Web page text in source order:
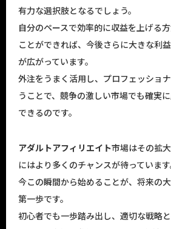
有力な選択肢となるでしょう。
自分のペースで効率的に収益を上げる
ことができれば、今後さらに大きな利
が広がっています。
外注をうまく活用し、プロフェッショ
うことで、競争の激しい市場でも確実
できるのです。
アダルトアフィリエイト市場はその拡
にはより多くのチャンスが待っています
今この瞬間から始めることが、将来の
第一歩です。
初心者でも一歩踏み出し、適切な戦略